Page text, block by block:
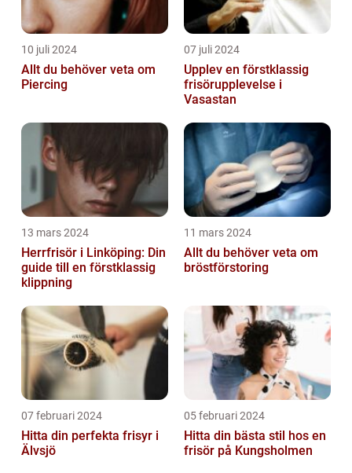
10 juli 2024
Allt du behöver veta om
Piercing
07 juli 2024
Upplev en förstklassig
frisörupplevelse i
Vasastan
13 mars 2024
Herrfrisör i Linköping: Din
guide till en förstklassig
klippning
11 mars 2024
Allt du behöver veta om
bröstförstoring
07 februari 2024
Hitta din perfekta frisyr i
Älvsjö
05 februari 2024
Hitta din bästa stil hos en
frisör på Kungsholmen